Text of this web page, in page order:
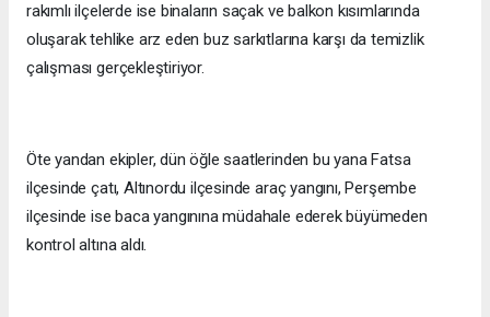
rakımlı ilçelerde ise binaların saçak ve balkon kısımlarında
oluşarak tehlike arz eden buz sarkıtlarına karşı da temizlik
çalışması gerçekleştiriyor.
Öte yandan ekipler, dün öğle saatlerinden bu yana Fatsa
ilçesinde çatı, Altınordu ilçesinde araç yangını, Perşembe
ilçesinde ise baca yangınına müdahale ederek büyümeden
kontrol altına aldı.